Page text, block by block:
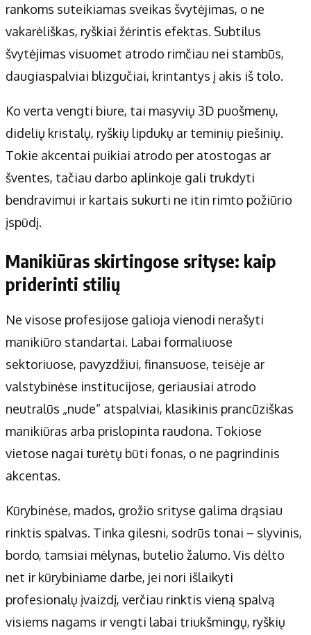
rankoms suteikiamas sveikas švytėjimas, o ne
vakarėliškas, ryškiai žėrintis efektas. Subtilus
švytėjimas visuomet atrodo rimčiau nei stambūs,
daugiaspalviai blizgučiai, krintantys į akis iš tolo.
Ko verta vengti biure, tai masyvių 3D puošmenų,
didelių kristalų, ryškių lipdukų ar teminių piešinių.
Tokie akcentai puikiai atrodo per atostogas ar
šventes, tačiau darbo aplinkoje gali trukdyti
bendravimui ir kartais sukurti ne itin rimto požiūrio
įspūdį.
Manikiūras skirtingose srityse: kaip
priderinti stilių
Ne visose profesijose galioja vienodi nerašyti
manikiūro standartai. Labai formaliuose
sektoriuose, pavyzdžiui, finansuose, teisėje ar
valstybinėse institucijose, geriausiai atrodo
neutralūs „nude“ atspalviai, klasikinis prancūziškas
manikiūras arba prislopinta raudona. Tokiose
vietose nagai turėtų būti fonas, o ne pagrindinis
akcentas.
Kūrybinėse, mados, grožio srityse galima drąsiau
rinktis spalvas. Tinka gilesni, sodrūs tonai – slyvinis,
bordo, tamsiai mėlynas, butelio žalumo. Vis dėlto
net ir kūrybiniame darbe, jei nori išlaikyti
profesionalų įvaizdį, verčiau rinktis vieną spalvą
visiems nagams ir vengti labai triukšmingų, ryškių